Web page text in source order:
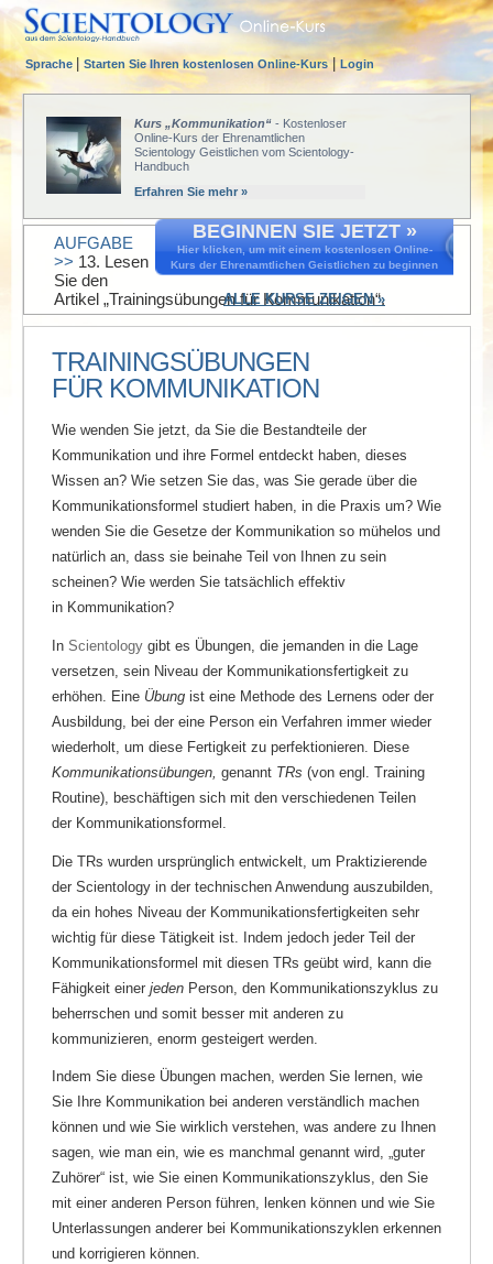
Sprache| Starten Sie Ihren kostenlosen Online-Kurs Login
Kurs „Kommunikation“ - Kostenloser
Online-Kurs der Ehrenamtlichen
Scientology Geistlichen vom Scientology-
Handbuch
Erfahren Sie mehr »
BEGINNEN SIE JETZT »
Hier klicken, um mit einem kostenlosen Online-
Kurs der Ehrenamtlichen Geistlichen zu beginnen
ALLE KURSE ZEIGEN »
AUFGABE
>> 13. Lesen
Sie den
Artikel „Trainingsübungen für Kommunikation“.
TRAININGSÜBUNGEN
FÜR KOMMUNIKATION
Wie wenden Sie jetzt, da Sie die Bestandteile der
Kommunikation und ihre Formel entdeckt haben, dieses
Wissen an? Wie setzen Sie das, was Sie gerade über die
Kommunikationsformel studiert haben, in die Praxis um? Wie
wenden Sie die Gesetze der Kommunikation so mühelos und
natürlich an, dass sie beinahe Teil von Ihnen zu sein
scheinen? Wie werden Sie tatsächlich effektiv
in Kommunikation?
In Scientology gibt es Übungen, die jemanden in die Lage
versetzen, sein Niveau der Kommunikationsfertigkeit zu
erhöhen. Eine Übung ist eine Methode des Lernens oder der
Ausbildung, bei der eine Person ein Verfahren immer wieder
wiederholt, um diese Fertigkeit zu perfektionieren. Diese
Kommunikationsübungen, genannt TRs (von engl. Training
Routine), beschäftigen sich mit den verschiedenen Teilen
der Kommunikationsformel.
Die TRs wurden ursprünglich entwickelt, um Praktizierende
der Scientology in der technischen Anwendung auszubilden,
da ein hohes Niveau der Kommunikationsfertigkeiten sehr
wichtig für diese Tätigkeit ist. Indem jedoch jeder Teil der
Kommunikationsformel mit diesen TRs geübt wird, kann die
Fähigkeit einer jeden Person, den Kommunikationszyklus zu
beherrschen und somit besser mit anderen zu
kommunizieren, enorm gesteigert werden.
Indem Sie diese Übungen machen, werden Sie lernen, wie
Sie Ihre Kommunikation bei anderen verständlich machen
können und wie Sie wirklich verstehen, was andere zu Ihnen
sagen, wie man ein, wie es manchmal genannt wird, „guter
Zuhörer“ ist, wie Sie einen Kommunikationszyklus, den Sie
mit einer anderen Person führen, lenken können und wie Sie
Unterlassungen anderer bei Kommunikationszyklen erkennen
und korrigieren können.